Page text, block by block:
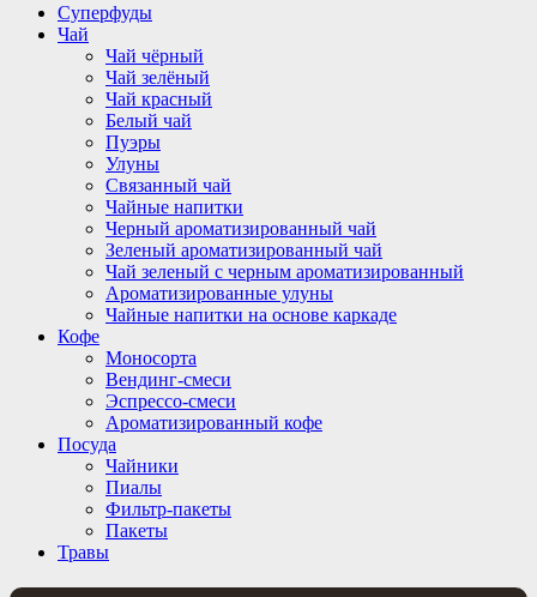
Суперфуды
Чай
Чай чёрный
Чай зелёный
Чай красный
Белый чай
Пуэры
Улуны
Связанный чай
Чайные напитки
Черный ароматизированный чай
Зеленый ароматизированный чай
Чай зеленый с черным ароматизированный
Ароматизированные улуны
Чайные напитки на основе каркаде
Кофе
Моносорта
Вендинг-смеси
Эспрессо-смеси
Ароматизированный кофе
Посуда
Чайники
Пиалы
Фильтр-пакеты
Пакеты
Травы